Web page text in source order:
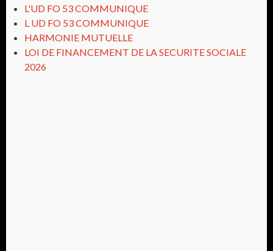
L'UD FO 53 COMMUNIQUE
L UD FO 53 COMMUNIQUE
HARMONIE MUTUELLE
LOI DE FINANCEMENT DE LA SECURITE SOCIALE
2026